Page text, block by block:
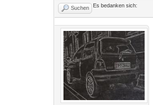
Suchen Es bedanken sich: